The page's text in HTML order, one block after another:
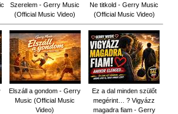
Szerelem - Gerry Music
(Official Music Video)
Ne titkold - Gerry Music
(Official Music Video)
Elszáll a gondom - Gerry
Music (Official Music
Video)
Ez a dal minden szülőt
megérint… ? Vigyázz
magadra fiam - Gerry